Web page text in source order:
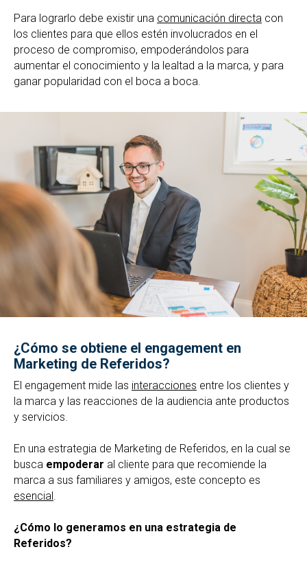
Para lograrlo debe existir una comunicación directa con
los clientes para que ellos estén involucrados en el
proceso de compromiso, empoderándolos para
aumentar el conocimiento y la lealtad a la marca, y para
ganar popularidad con el boca a boca.
¿Cómo se obtiene el engagement en
Marketing de Referidos?
El engagement mide las interacciones entre los clientes y
la marca y las reacciones de la audiencia ante productos
y servicios.
En una estrategia de Marketing de Referidos, en la cual se
busca empoderar al cliente para que recomiende la
marca a sus familiares y amigos, este concepto es
esencial.
¿Cómo lo generamos en una estrategia de
Referidos?